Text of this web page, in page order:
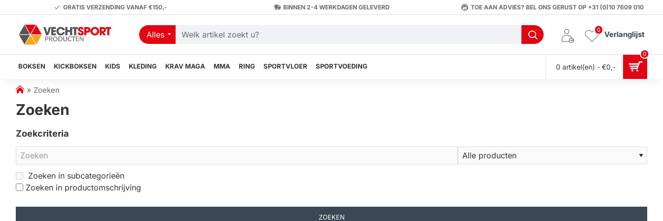
GRATIS VERZENDING VANAF €150,- BINNEN 2-4 WERKDAGEN GELEVERD TOE AAN ADVIES? BEL ONS GERUST OP +31 (0)10 7609 010
Alles
Welk
zoekt
Verlanglijst
0
BOKSEN KICKBOKSEN KIDS KLEDING KRAV MAGA MMA RING SPORTVLOER SPORTVOEDING 0 artikel(en) - €0,-
0
h
m
Zoeken
Zoeken
Zoekcriteria
Zoeken in subcategorieën
Zoeken in productomschrijving
ZOEKEN